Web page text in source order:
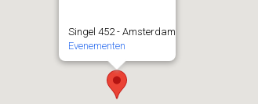
Singel 452 - Amsterdam
Evenementen